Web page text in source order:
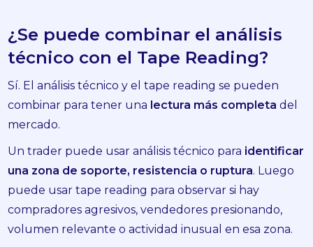
¿Se puede combinar el análisis
técnico con el Tape Reading?
Sí. El análisis técnico y el tape reading se pueden
combinar para tener una lectura más completa del
mercado.
Un trader puede usar análisis técnico para identificar
una zona de soporte, resistencia o ruptura. Luego
puede usar tape reading para observar si hay
compradores agresivos, vendedores presionando,
volumen relevante o actividad inusual en esa zona.